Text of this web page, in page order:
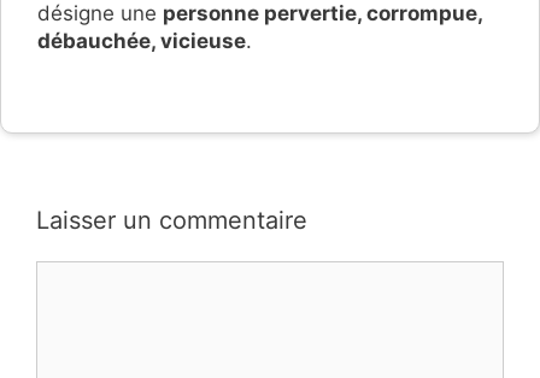
désigne une personne pervertie, corrompue,
débauchée, vicieuse.
Laisser un commentaire